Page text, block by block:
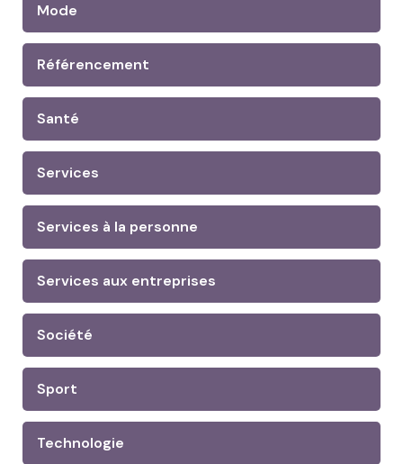
Mode
Référencement
Santé
Services
Services à la personne
Services aux entreprises
Société
Sport
Technologie